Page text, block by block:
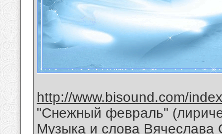
http://www.bisound.com/
"Снежный февраль"
Музыка и слова Вячеслава